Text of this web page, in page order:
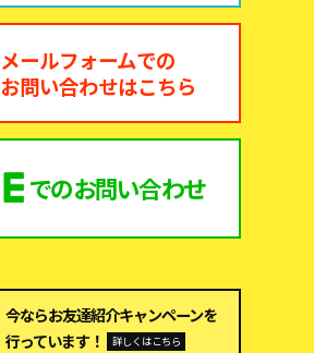
メールフォームでの
お問い合わせはこちら
でのお問い合わせ
今ならお友達紹介キャンペーンを
行っています！
詳しくはこちら